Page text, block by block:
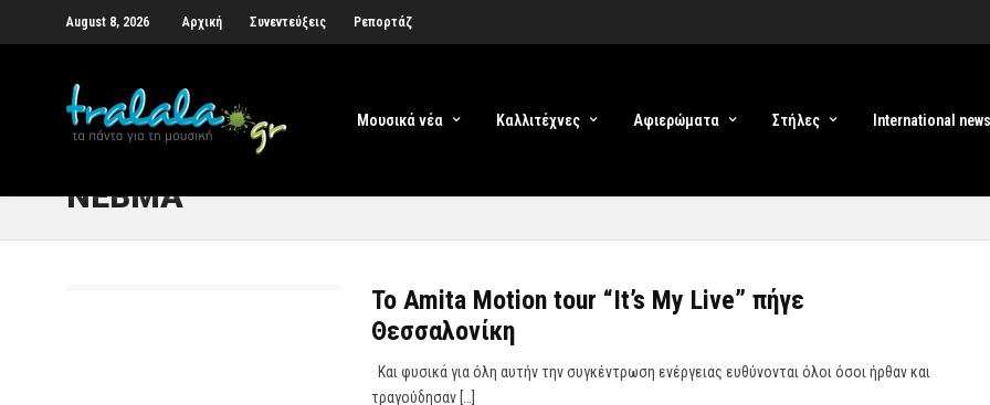
August 8, 2026 Αρχική Συνεντεύξεις Ρεπορτάζ
Μουσικά νέα Καλλιτέχνες Αφιερώματα Στήλες International news
ΝΕΒΜΑ
Το Amita Motion tour “It’s My Live” πήγε
Θεσσαλονίκη
Και φυσικά για όλη αυτήν την συγκέντρωση ενέργειας ευθύνονται όλοι όσοι ήρθαν και
τραγούδησαν […]